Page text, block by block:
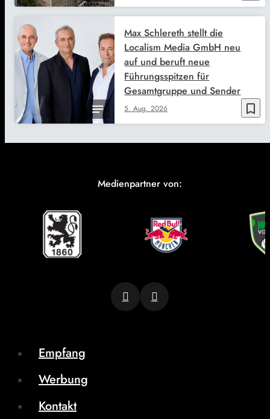
bookmark_border
5. Aug. 2026
Max Schlereth stellt die
Localism Media GmbH neu
auf und beruft neue
Führungsspitzen für
Gesamtgruppe und Sender
Medienpartner von:
Empfang
Werbung
Kontakt